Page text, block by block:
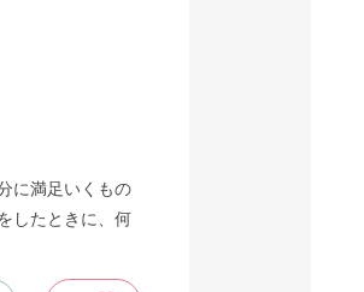
に満足いくもの
したときに、何